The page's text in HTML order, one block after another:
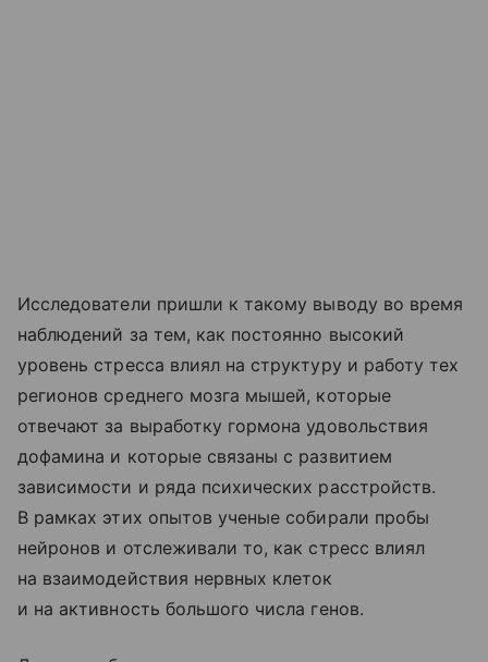
Исследователи пришли к такому выводу во время
наблюдений за тем, как постоянно высокий
уровень стресса влиял на структуру и работу тех
регионов среднего мозга мышей, которые
отвечают за выработку гормона удовольствия
дофамина и которые связаны с развитием
зависимости и ряда психических расстройств.
В рамках этих опытов ученые собирали пробы
нейронов и отслеживали то, как стресс влиял
на взаимодействия нервных клеток
и на активность большого числа генов.